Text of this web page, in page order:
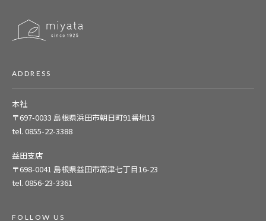
ADDRESS
本社
〒697-0033 島根県浜田市朝日町91番地13
tel. 0855-22-3388
益田支店
〒698-0041 島根県益田市高津七丁目16-23
tel. 0856-23-3361
FOLLOW US